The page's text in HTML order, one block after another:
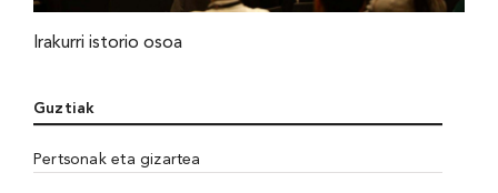
Irakurri istorio osoa
Guztiak
Pertsonak eta gizartea